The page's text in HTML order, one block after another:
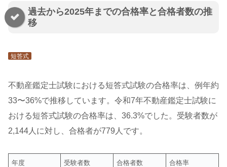
過去から2025年までの合格率と合格者数の推
移
短答式
不動産鑑定士試験における短答式試験の合格率は、例年約
33〜36%で推移しています。令和7年不動産鑑定士試験に
おける短答式試験の合格率は、36.3%でした。受験者数が
2,144人に対し、合格者が779人です。
年度 受験者数 合格者数 合格率